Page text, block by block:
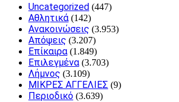
Uncategorized (447)
Αθλητικά (142)
Ανακοινώσεις (3.953)
Απόψεις (3.207)
Επίκαιρα (1.849)
Επιλεγμένα (3.703)
Λήμνος (3.109)
ΜΙΚΡΕΣ ΑΓΓΕΛΙΕΣ (9)
Περιοδικό (3.639)